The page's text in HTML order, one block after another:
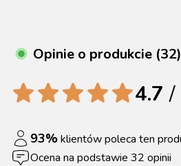
Opinie o produkcie (32)
4.7 /
93%klientów poleca ten
Ocena na podstawie 32 opinii